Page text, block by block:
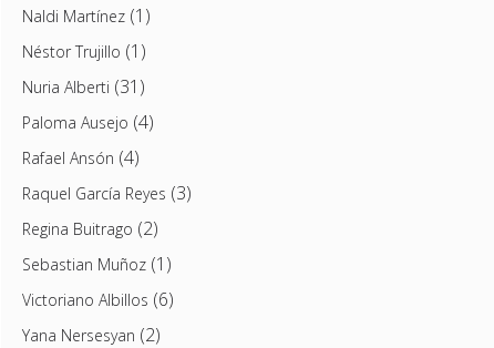
Naldi Martínez(1)
Néstor Trujillo (1)
Nuria Alberti (31)
Paloma Ausejo (4)
Rafael Ansón (4)
Raquel García Reyes (3)
Regina Buitrago (2)
Sebastian Muñoz(1)
Victoriano Albillos (6)
Yana Nersesyan (2)